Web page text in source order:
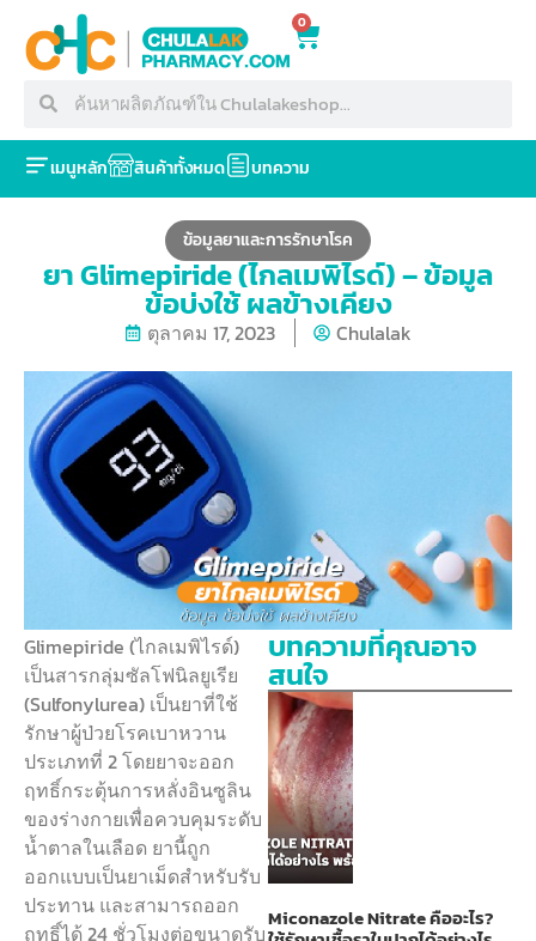
0
เมนูหลัก สินค้าทั้งหมด บทความ
ข้อมูลยาและการรักษาโรค
ยา Glimepiride (ไกลเมพิไรด์) – ข้อมูล
ข้อบ่งใช้ ผลข้างเคียง
ตุลาคม 17, 2023 Chulalak
Glimepiride (ไกลเมพิไรด์)
เป็นสารกลุ่มซัลโฟนิลยูเรีย
(Sulfonylurea) เป็นยาที่ใช้
รักษาผู้ป่วยโรคเบาหวาน
ประเภทที่ 2 โดยยาจะออก
ฤทธิ์กระตุ้นการหลั่งอินซูลิน
ของร่างกายเพื่อควบคุมระดับ
น้ำตาลในเลือด ยานี้ถูก
ออกแบบเป็นยาเม็ดสำหรับรับ
ประทาน และสามารถออก
ฤทธิ์ได้ 24 ชั่วโมงต่อขนาดรับ
บทความที่คุณอาจ
สนใจ
Miconazole Nitrate คืออะไร?